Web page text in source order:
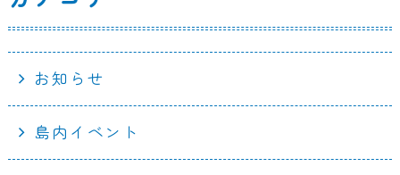
お知らせ
島内イベント